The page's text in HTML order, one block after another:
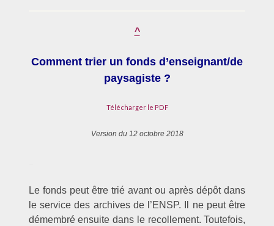
^
Comment trier un fonds d’enseignant/de
paysagiste ?
Télécharger le PDF
Version du 12 octobre 2018
Le fonds peut être trié avant ou après dépôt dans
le service des archives de l’ENSP. Il ne peut être
démembré ensuite dans le recollement. Toutefois,